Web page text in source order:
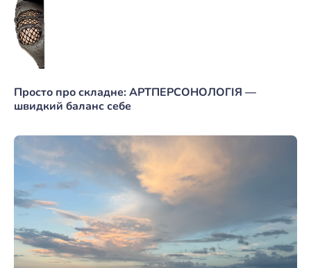
Просто про складне: АРТПЕРСОНОЛОГІЯ —
швидкий баланс себе